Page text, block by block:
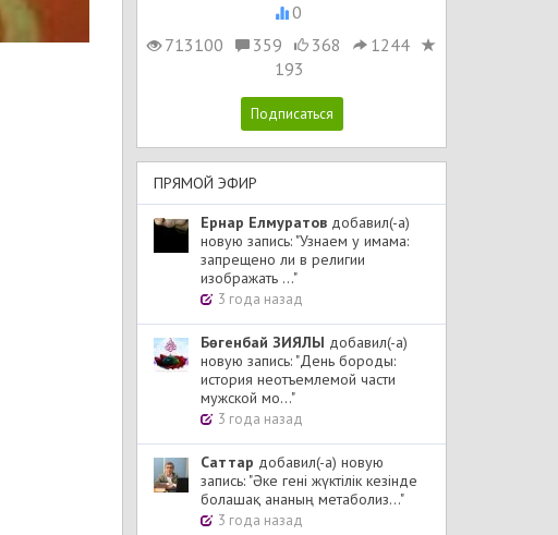
0
713100
359 368
1244
193
ПРЯМОЙ ЭФИР
Ернар Елмуратов добавил(-а)
новую запись: "Узнаем у имама:
запрещено ли в религии
изображать ..."
3 года назад
Бөгенбай ЗИЯЛЫ добавил(-а)
новую запись: "День бороды:
история неотъемлемой части
мужской мо..."
3 года назад
Cаттар добавил(-а) новую
запись: "Әке гені жүктілік кезінде
болашақ ананың метаболиз..."
3 года назад